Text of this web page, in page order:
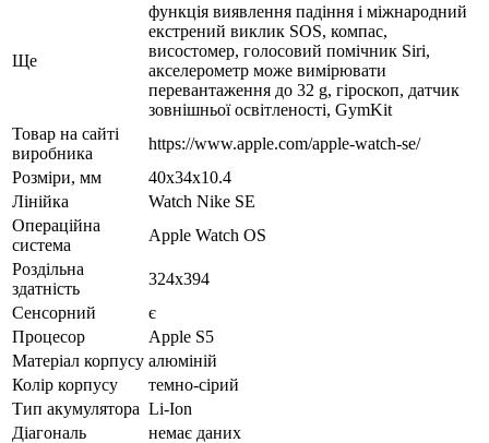
Ще
функція виявлення падіння і міжнародний
екстрений виклик SOS, компас,
висостомер, голосовий помічник Siri,
акселерометр може вимірювати
перевантаження до 32 g, гіроскоп, датчик
зовнішньої освітленості, GymKit
Товар на сайті
виробника
https://www.apple.com/apple-watch-se/
Розміри, мм
40x34x10.4
Лінійка
Watch Nike SE
Операційна
система
Apple Watch OS
Роздільна
здатність
324х394
Сенсорний
є
Процесор
Apple S5
Матеріал корпусу алюміній
Колір корпусу
темно-сірий
Тип акумулятора Li-Ion
Діагональ
немає даних